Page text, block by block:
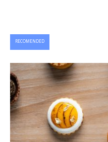
RECOMENDED